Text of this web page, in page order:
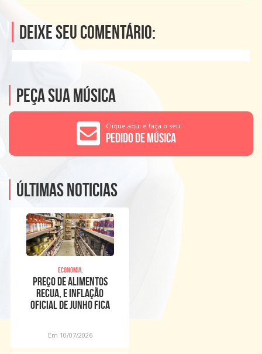
Deixe seu comentário:
Peça sua música
Clique aqui e faça o seu
Pedido de Música
Últimas noticias
Economia,
Preço de alimentos
recua, e inflação
oficial de junho fica
Em 10/07/2026